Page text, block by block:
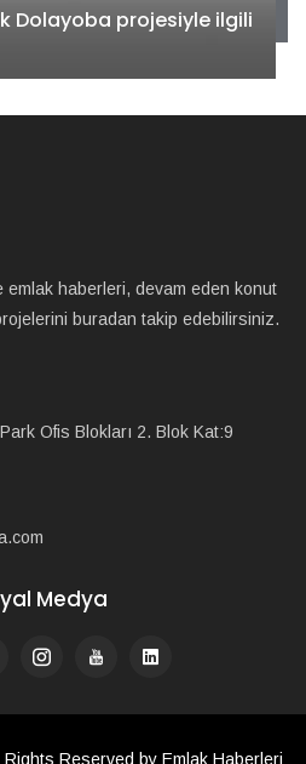
Dolayoba projesiyle ilgili
haberleri, devam eden konut
buradan takip edebilirsiniz.
Ofis Blokları 2. Blok Kat:9
Medya
Reserved by Emlak Haberleri